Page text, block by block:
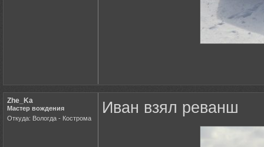
Zhe_Ka
Мастер вождения
Откуда: Вологда - Кострома
Иван взял реванш